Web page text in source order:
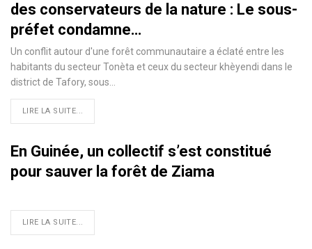
des conservateurs de la nature : Le sous-
préfet condamne…
Un conflit autour d'une forêt communautaire a éclaté entre les
habitants du secteur Tonèta et ceux du secteur khèyendi dans le
district de Tafory, sous…
LIRE LA SUITE...
En Guinée, un collectif s’est constitué
pour sauver la forêt de Ziama
LIRE LA SUITE...